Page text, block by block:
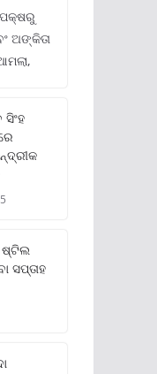
ଅଙ୍କିତା
ସିଂହ
ଷ୍ଟିଲ
ସପ୍ତାହ